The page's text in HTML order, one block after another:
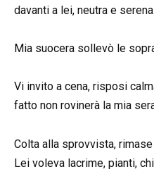
davanti a lei, neutra e serena.
Mia suocera sollevò le
Vi invito a cena, risposi
fatto non rovinerà la mia
Colta alla sprovvista,
Lei voleva lacrime, pianti,